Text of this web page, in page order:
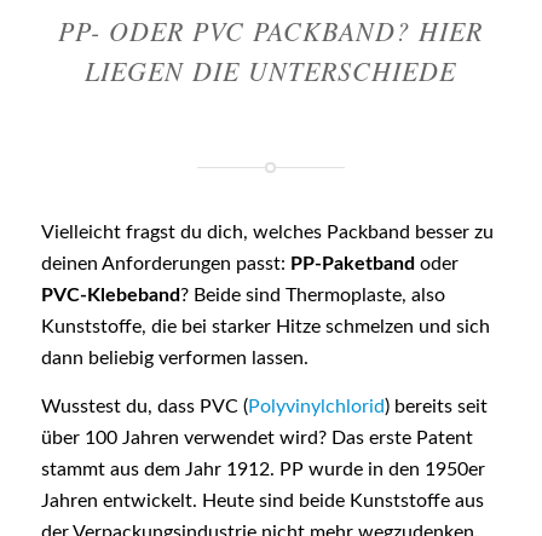
PP- ODER PVC PACKBAND? HIER
LIEGEN DIE UNTERSCHIEDE
Vielleicht fragst du dich, welches Packband besser zu
deinen Anforderungen passt: PP-Paketband oder
PVC-Klebeband? Beide sind Thermoplaste, also
Kunststoffe, die bei starker Hitze schmelzen und sich
dann beliebig verformen lassen.
Wusstest du, dass PVC (Polyvinylchlorid) bereits seit
über 100 Jahren verwendet wird? Das erste Patent
stammt aus dem Jahr 1912. PP wurde in den 1950er
Jahren entwickelt. Heute sind beide Kunststoffe aus
der Verpackungsindustrie nicht mehr wegzudenken.